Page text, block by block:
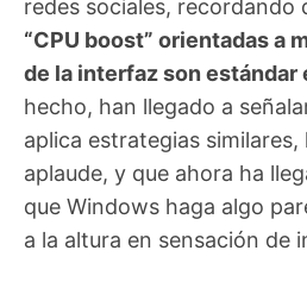
redes sociales, recordando
“CPU boost” orientadas a
de la interfaz son estándar
hecho, han llegado a
aplica estrategias
aplaude, y que ahora ha
que Windows haga algo
a la altura en sensación de